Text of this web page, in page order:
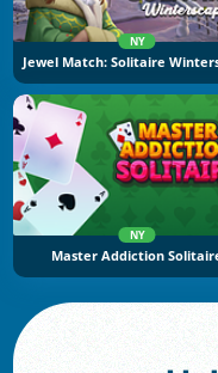
NY
NY
Master Addiction